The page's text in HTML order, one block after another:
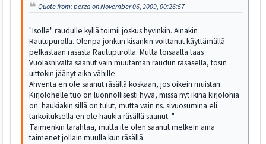
Quote from: perza on November 06, 2009, 00:26:57
"Isolle" raudulle kyllä toimii joskus hyvinkin. Ainakin
Rautupurolla. Olenpa jonkun kisankin voittanut käyttämällä
pelkästään räsästä Rautupurolla. Mutta toisaalta taas
Vuolasnivalta saanut vain muutaman raudun räsäsellä, tosin
uittokin jäänyt aika vähille.
Ahventa en ole saanut räsällä koskaan, jos oikein muistan.
Kirjolohelle tuo on luonnollisesti hyvä, missä nyt ikinä kirjolohia
on. haukiakin sillä on tulut, mutta vain ns. sivuosumina eli
tarkoituksella en ole haukia räsällä saanut. "
Taimenkin tärähtää, mutta ite olen saanut melkein aina
taimenet jollain muulla kun räsällä.